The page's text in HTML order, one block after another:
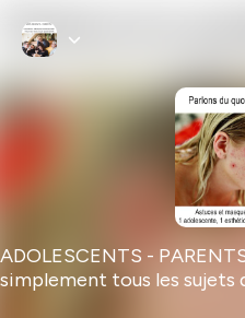
ADOLESCENTS -
simplement tous les sujets